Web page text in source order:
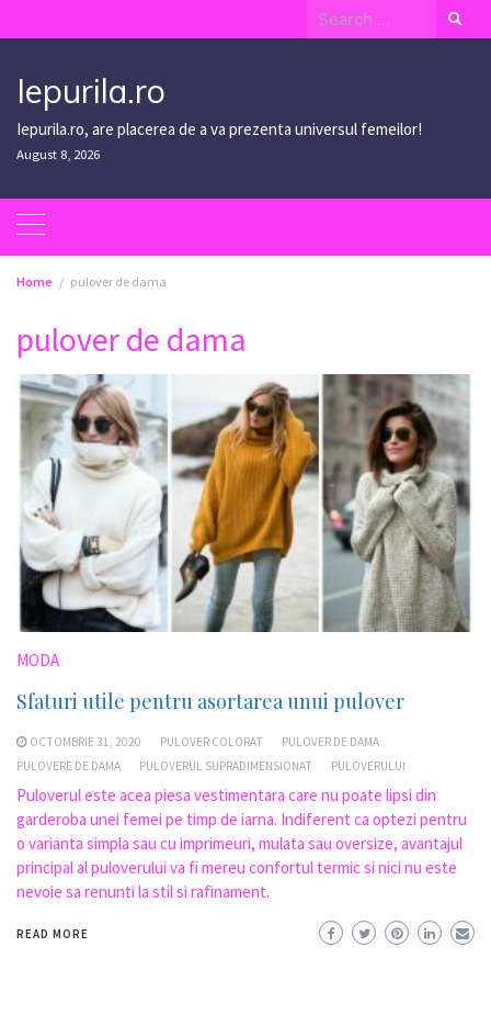
to
Search
for:
Iepurila.ro
Iepurila.ro, are placerea de a va prezenta universul femeilor!
August 8, 2026
Home pulover de dama
pulover de dama
MODA
Sfaturi utile pentru asortarea unui pulover
OCTOMBRIE 31, 2020 PULOVER COLORAT
PULOVER DE DAMA
PULOVERE DE DAMA
PULOVERUL SUPRADIMENSIONAT PULOVERULUI
Puloverul este acea piesa vestimentara care nu poate lipsi din
garderoba unei femei pe timp de iarna. Indiferent ca optezi pentru
o varianta simpla sau cu imprimeuri, mulata sau oversize, avantajul
principal al puloverului va fi mereu confortul termic si nici nu este
nevoie sa renunti la stil si rafinament.
READ MORE